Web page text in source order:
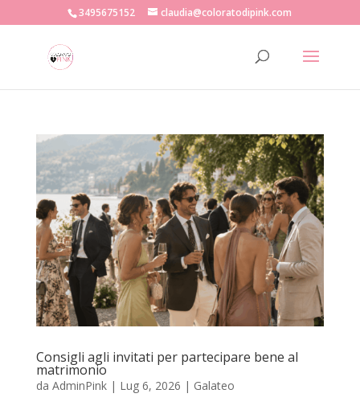
3495675152 claudia@coloratodipink.com
Consigli agli invitati per partecipare bene al
matrimonio
da AdminPink| Lug 6, 2026 | Galateo